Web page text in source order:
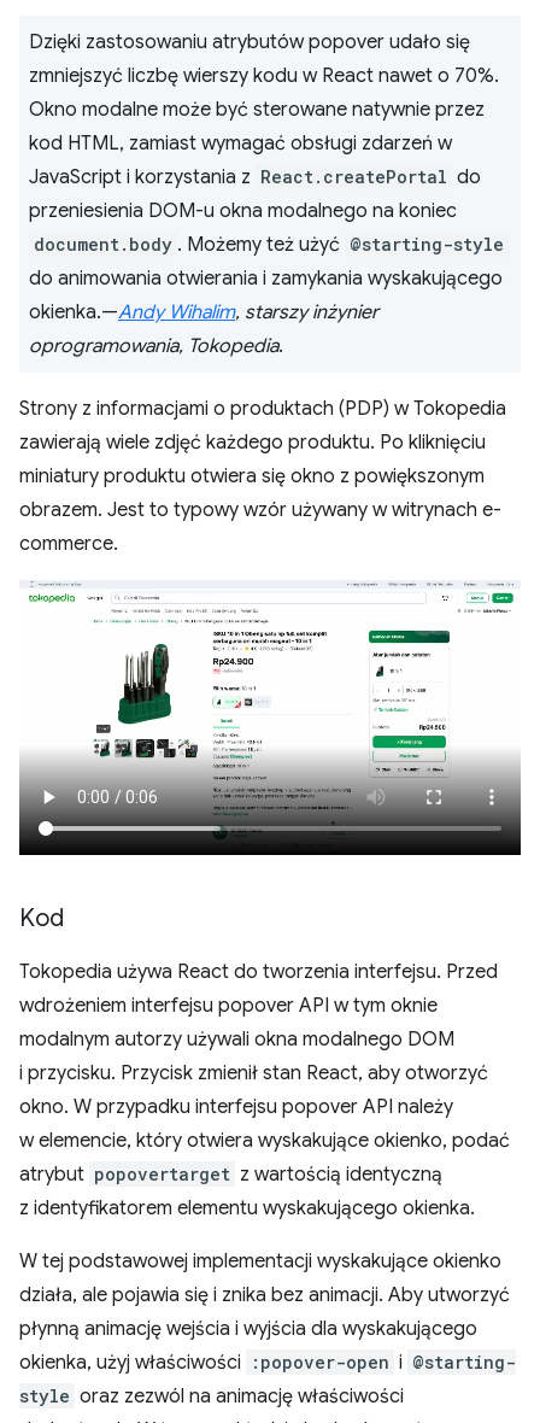
Dzięki zastosowaniu atrybutów popover udało się
zmniejszyć liczbę wierszy kodu w React nawet o 70%.
Okno modalne może być sterowane natywnie przez
kod HTML, zamiast wymagać obsługi zdarzeń w
JavaScript i korzystania z React.createPortal do
przeniesienia DOM-u okna modalnego na koniec
document.body . Możemy też użyć @starting-style
do animowania otwierania i zamykania wyskakującego
okienka.—Andy Wihalim, starszy inżynier
oprogramowania, Tokopedia.
Strony z informacjami o produktach (PDP) w Tokopedia
zawierają wiele zdjęć każdego produktu. Po kliknięciu
miniatury produktu otwiera się okno z powiększonym
obrazem. Jest to typowy wzór używany w witrynach e-
commerce.
Kod
Tokopedia używa React do tworzenia interfejsu. Przed
wdrożeniem interfejsu popover API w tym oknie
modalnym autorzy używali okna modalnego DOM
i przycisku. Przycisk zmienił stan React, aby otworzyć
okno. W przypadku interfejsu popover API należy
w elemencie, który otwiera wyskakujące okienko, podać
atrybut popovertarget z wartością identyczną
z identyfikatorem elementu wyskakującego okienka.
W tej podstawowej implementacji wyskakujące okienko
działa, ale pojawia się i znika bez animacji. Aby utworzyć
płynną animację wejścia i wyjścia dla wyskakującego
okienka, użyj właściwości
:popover-open i @starting-
style oraz zezwól na animację właściwości